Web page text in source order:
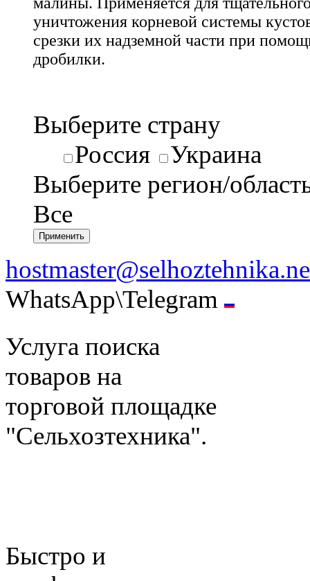
уничтожения корневой системы
срезки их надземной части при
дробилки.
Выберите страну
Россия
Украина
Выберите регион/
Все
WhatsApp\Telegram
Услуга поиска
товаров на
торговой площадке
"Сельхозтехника".
Быстро и